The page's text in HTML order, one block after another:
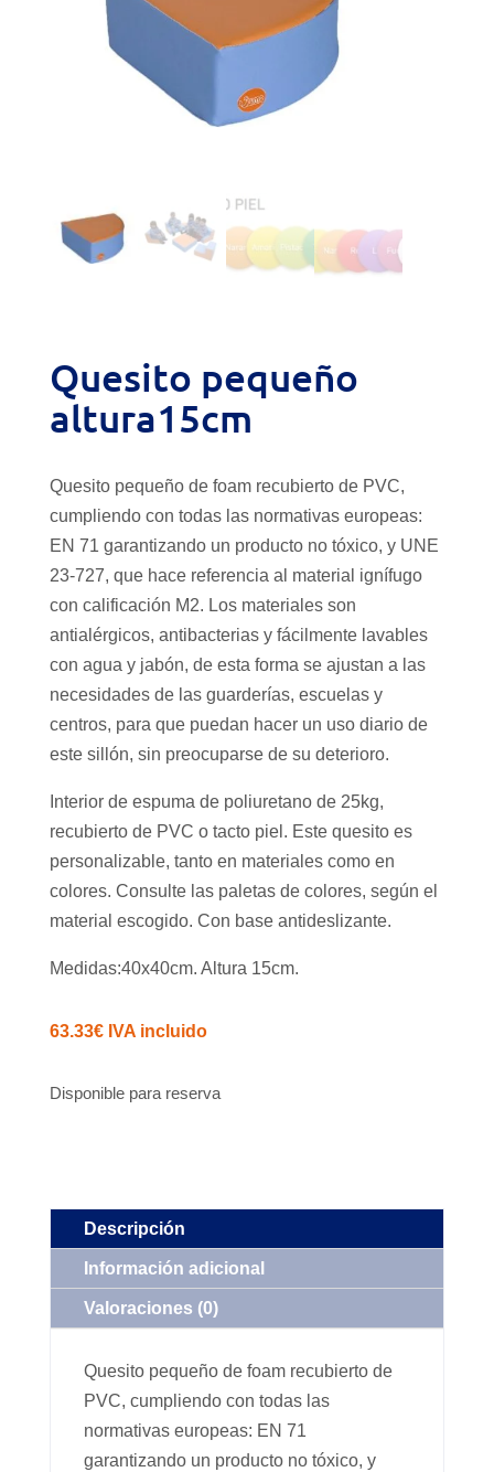
Quesito pequeño
altura15cm
Quesito pequeño de foam recubierto de PVC,
cumpliendo con todas las normativas europeas:
EN 71 garantizando un producto no tóxico, y UNE
23-727, que hace referencia al material ignífugo
con calificación M2. Los materiales son
antialérgicos, antibacterias y fácilmente lavables
con agua y jabón, de esta forma se ajustan a las
necesidades de las guarderías, escuelas y
centros, para que puedan hacer un uso diario de
este sillón, sin preocuparse de su deterioro.
Interior de espuma de poliuretano de 25kg,
recubierto de PVC o tacto piel. Este quesito es
personalizable, tanto en materiales como en
colores. Consulte las paletas de colores, según el
material escogido. Con base antideslizante.
Medidas:40x40cm. Altura 15cm.
63.33€ IVA incluido
Disponible para reserva
Descripción
Información adicional
Valoraciones (0)
Quesito pequeño de foam recubierto de
PVC, cumpliendo con todas las
normativas europeas: EN 71
garantizando un producto no tóxico, y